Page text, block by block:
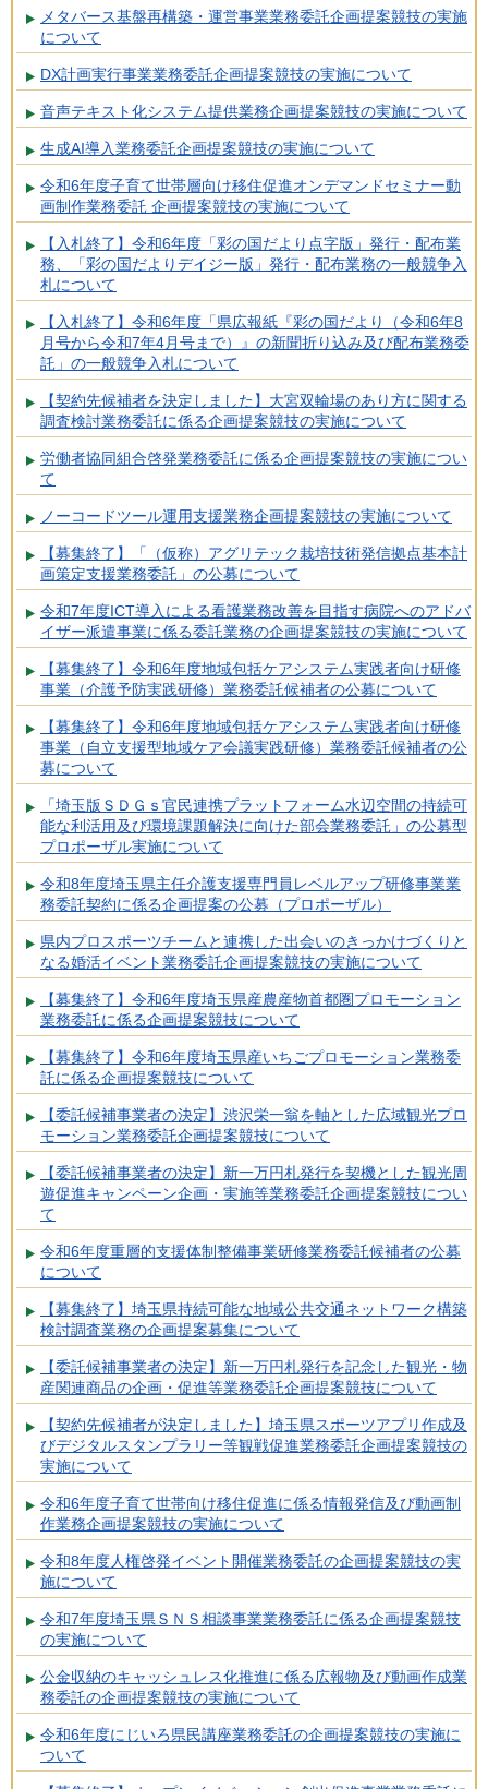
メタバース基盤再構築・運営事業業務委託企画提案競技の実施
について
DX計画実行事業業務委託企画提案競技の実施について
音声テキスト化システム提供業務企画提案競技の実施について
生成AI導入業務委託企画提案競技の実施について
令和6年度子育て世帯層向け移住促進オンデマンドセミナー動
画制作業務委託 企画提案競技の実施について
【入札終了】令和6年度「彩の国だより点字版」発行・配布業
務、「彩の国だよりデイジー版」発行・配布業務の一般競争入
札について
【入札終了】令和6年度「県広報紙『彩の国だより（令和6年8
月号から令和7年4月号まで）』の新聞折り込み及び配布業務委
託」の一般競争入札について
【契約先候補者を決定しました】大宮双輪場のあり方に関する
調査検討業務委託に係る企画提案競技の実施について
労働者協同組合啓発業務委託に係る企画提案競技の実施につい
て
ノーコードツール運用支援業務企画提案競技の実施について
【募集終了】「（仮称）アグリテック栽培技術発信拠点基本計
画策定支援業務委託」の公募について
令和7年度ICT導入による看護業務改善を目指す病院へのアドバ
イザー派遣事業に係る委託業務の企画提案競技の実施について
【募集終了】令和6年度地域包括ケアシステム実践者向け研修
事業（介護予防実践研修）業務委託候補者の公募について
【募集終了】令和6年度地域包括ケアシステム実践者向け研修
事業（自立支援型地域ケア会議実践研修）業務委託候補者の公
募について
「埼玉版ＳＤＧｓ官民連携プラットフォーム水辺空間の持続可
能な利活用及び環境課題解決に向けた部会業務委託」の公募型
プロポーザル実施について
令和8年度埼玉県主任介護支援専門員レベルアップ研修事業業
務委託契約に係る企画提案の公募（プロポーザル）
県内プロスポーツチームと連携した出会いのきっかけづくりと
なる婚活イベント業務委託企画提案競技の実施について
【募集終了】令和6年度埼玉県産農産物首都圏プロモーション
業務委託に係る企画提案競技について
【募集終了】令和6年度埼玉県産いちごプロモーション業務委
託に係る企画提案競技について
【委託候補事業者の決定】渋沢栄一翁を軸とした広域観光プロ
モーション業務委託企画提案競技について
【委託候補事業者の決定】新一万円札発行を契機とした観光周
遊促進キャンペーン企画・実施等業務委託企画提案競技につい
て
令和6年度重層的支援体制整備事業研修業務委託候補者の公募
について
【募集終了】埼玉県持続可能な地域公共交通ネットワーク構築
検討調査業務の企画提案募集について
【委託候補事業者の決定】新一万円札発行を記念した観光・物
産関連商品の企画・促進等業務委託企画提案競技について
【契約先候補者が決定しました】埼玉県スポーツアプリ作成及
びデジタルスタンプラリー等観戦促進業務委託企画提案競技の
実施について
令和6年度子育て世帯向け移住促進に係る情報発信及び動画制
作業務企画提案競技の実施について
令和8年度人権啓発イベント開催業務委託の企画提案競技の実
施について
令和7年度埼玉県ＳＮＳ相談事業業務委託に係る企画提案競技
の実施について
公金収納のキャッシュレス化推進に係る広報物及び動画作成業
務委託の企画提案競技の実施について
令和6年度にじいろ県民講座業務委託の企画提案競技の実施に
ついて